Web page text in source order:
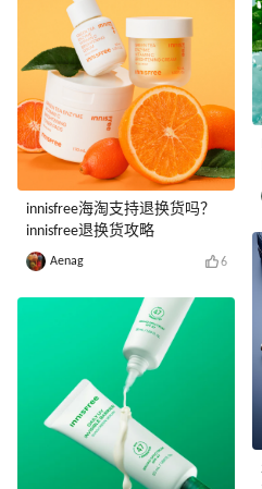
innisfree海淘支持退换货吗？
innisfree退换货攻略
Aenag 6